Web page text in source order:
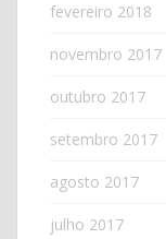
fevereiro 2018
novembro 2017
outubro 2017
setembro 2017
agosto 2017
julho 2017